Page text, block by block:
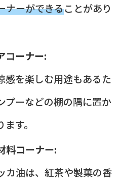
ナーができることがあり
コーナー:
感を楽しむ用途もあるた
プーなどの棚の隅に置か
す。
料コーナー:
カ油は、紅茶や製菓の香